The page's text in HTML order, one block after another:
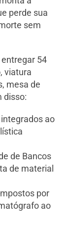
perde sua
sem
54
viatura
mesa de
disso:
ao
de Bancos
de material
por
ao